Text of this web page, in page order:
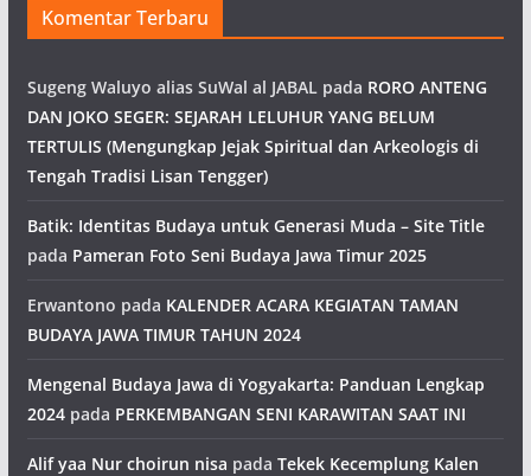
Komentar Terbaru
Sugeng Waluyo alias SuWal al JABALpada RORO ANTENG
DAN JOKO SEGER: SEJARAH LELUHUR YANG BELUM
TERTULIS (Mengungkap Jejak Spiritual dan Arkeologis di
Tengah Tradisi Lisan Tengger)
Batik: Identitas Budaya untuk Generasi Muda – Site Title
pada Pameran Foto Seni Budaya Jawa Timur 2025
Erwantono pada KALENDER ACARA KEGIATAN TAMAN
BUDAYA JAWA TIMUR TAHUN 2024
Mengenal Budaya Jawa di Yogyakarta: Panduan Lengkap
2024pada PERKEMBANGAN SENI KARAWITAN SAAT INI
Alif yaa Nur choirun nisa pada Tekek Kecemplung Kalen